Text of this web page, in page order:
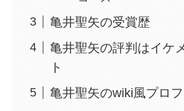
亀井聖矢の受賞歴
亀井聖矢の評判はイケ
ト
亀井聖矢のwiki風プロ